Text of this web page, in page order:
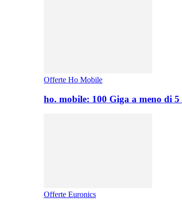
Offerte Ho Mobile
ho. mobile: 100 Giga a meno di
Offerte Euronics